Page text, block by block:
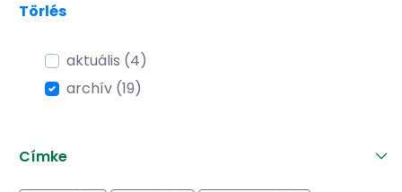
Törlés
aktuális (4)
archív (19)
Címke